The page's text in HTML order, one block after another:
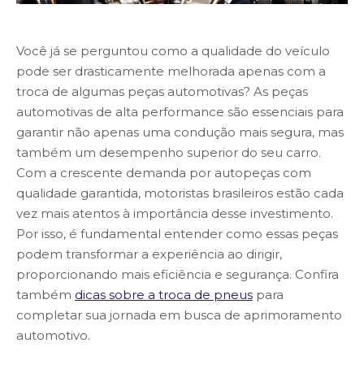
Você já se perguntou como a qualidade do veículo
pode ser drasticamente melhorada apenas com a
troca de algumas peças automotivas? As peças
automotivas de alta performance são essenciais para
garantir não apenas uma condução mais segura, mas
também um desempenho superior do seu carro.
Com a crescente demanda por autopeças com
qualidade garantida, motoristas brasileiros estão cada
vez mais atentos à importância desse investimento.
Por isso, é fundamental entender como essas peças
podem transformar a experiência ao dirigir,
proporcionando mais eficiência e segurança. Confira
também dicas sobre a troca de pneus para
completar sua jornada em busca de aprimoramento
automotivo.